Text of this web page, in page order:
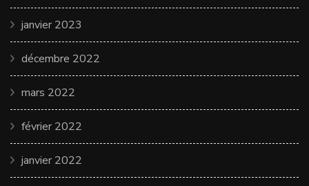
janvier 2023
décembre 2022
mars 2022
février 2022
janvier 2022